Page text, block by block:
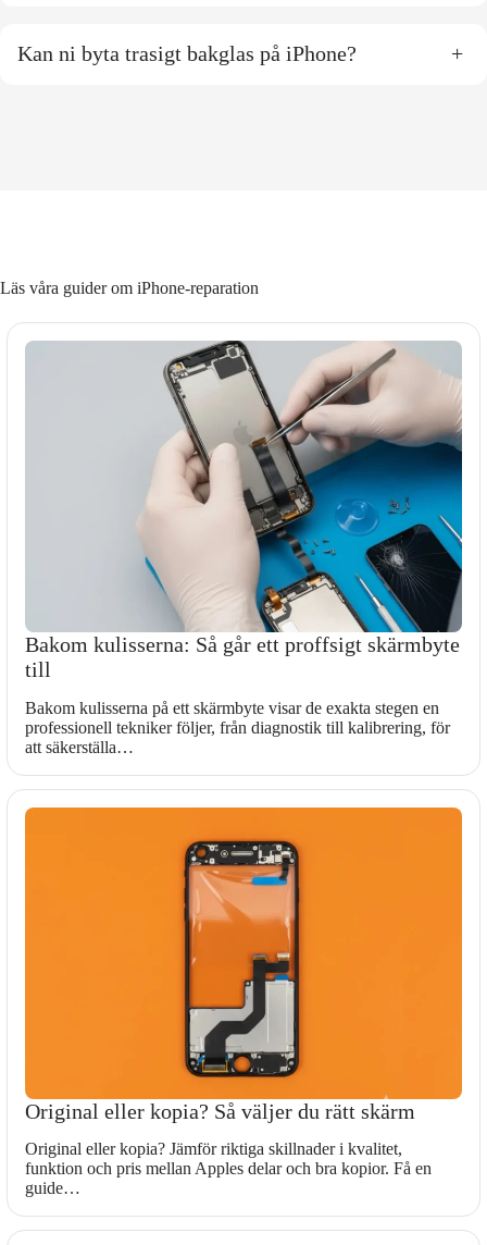
Kan ni byta trasigt bakglas på iPhone? +
Läs våra guider om iPhone-reparation
Bakom kulisserna: Så går ett proffsigt skärmbyte
till
Bakom kulisserna på ett skärmbyte visar de exakta stegen en
professionell tekniker följer, från diagnostik till kalibrering, för
att säkerställa…
Original eller kopia? Så väljer du rätt skärm
Original eller kopia? Jämför riktiga skillnader i kvalitet,
funktion och pris mellan Apples delar och bra kopior. Få en
guide…